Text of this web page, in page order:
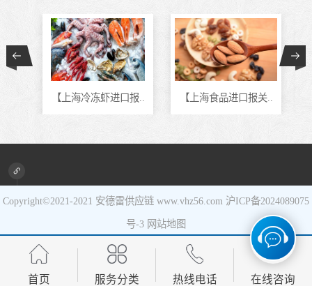
【上海冷冻虾进口报.. 【上海食品进口报关..
Copyright©2021-2021 安德雷供应链 www.vhz56.com 沪ICP备2024089075
号-3 网站地图
首页 服务分类 热线电话 在线咨询
设备进口